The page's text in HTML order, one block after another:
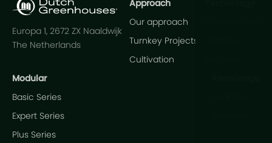
Europa 1, 2672 ZX Naaldwijk
The Netherlands
Approach
Our approach
Turnkey Projects
Cultivation
Modular
Basic Series
Expert Series
Plus Series